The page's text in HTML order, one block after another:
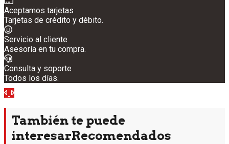
Aceptamos tarjetas
Tarjetas de crédito y débito.
Servicio al cliente
Asesoría en tu compra.
Consulta y soporte
Todos los días.
Anterior
Siguiente
También te puede
interesarRecomendados